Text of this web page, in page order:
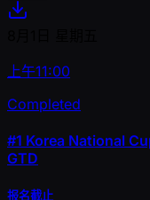
上午11:00
Completed
#1 Korea National
GTD
报名截止